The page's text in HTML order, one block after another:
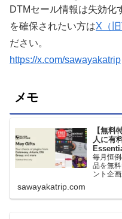
DTMセール情報は失効化
を確保されたい方はX（
ださい。
https://x.com/sawayakatrip
メモ
【無
人に有
毎月恒
品を無
ント企
ます。
sawayakatrip.com